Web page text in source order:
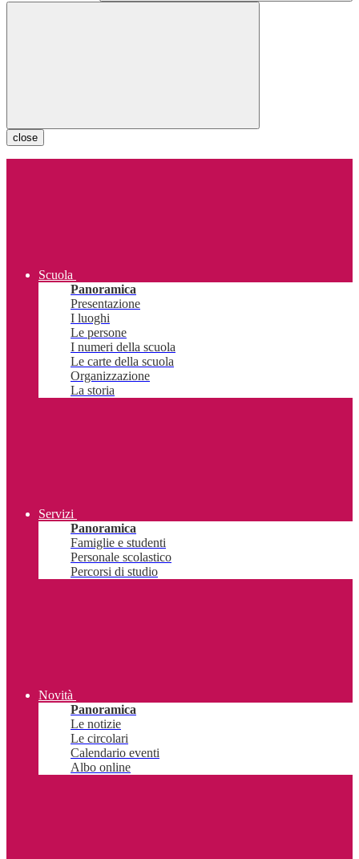
close
Scuola
Panoramica
Presentazione
I luoghi
Le persone
I numeri della scuola
Le carte della scuola
Organizzazione
La storia
Servizi
Panoramica
Famiglie e studenti
Personale scolastico
Percorsi di studio
Novità
Panoramica
Le notizie
Le circolari
Calendario eventi
Albo online